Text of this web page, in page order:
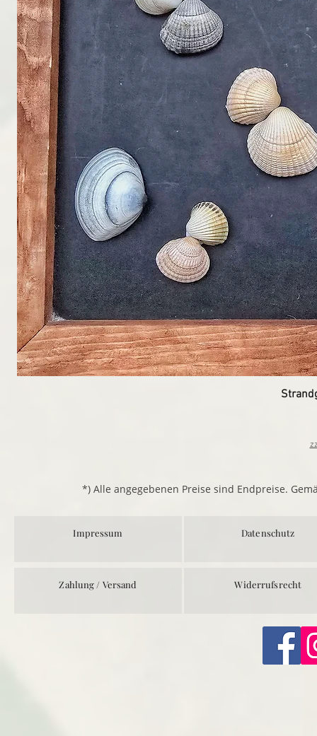
*) Alle angegebenen Preise sind Endpreise.
Impressum
Zahlung / Versand
Datenschutz
Widerrufsrecht